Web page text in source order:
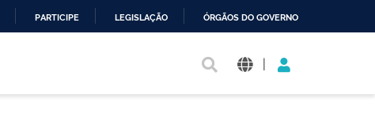
PARTICIPE LEGISLAÇÃO ÓRGÃOS DO GOVERNO
|